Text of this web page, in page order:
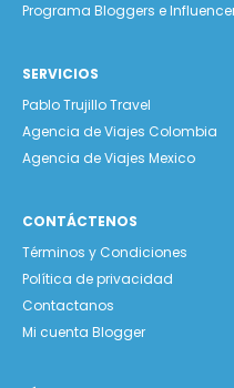
Programa Bloggers e
SERVICIOS
Pablo Trujillo Travel
Agencia de Viajes Colombia
Agencia de Viajes Mexico
CONTÁCTENOS
Términos y Condiciones
Política de privacidad
Contactanos
Mi cuenta Blogger